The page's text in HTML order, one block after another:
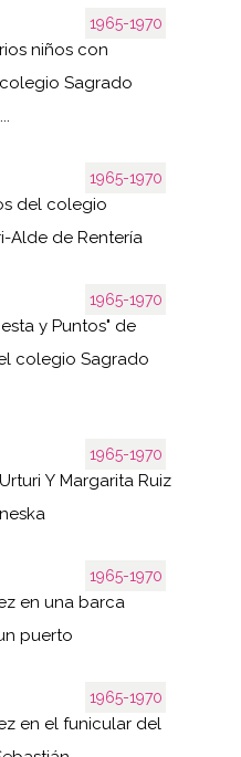
1965-1970
niños con
Sagrado
1965-1970
del colegio
Alde de Rentería
1965-1970
y Puntos" de
colegio Sagrado
1965-1970
Y Margarita Ruiz
1965-1970
en una barca
puerto
1965-1970
en el funicular del